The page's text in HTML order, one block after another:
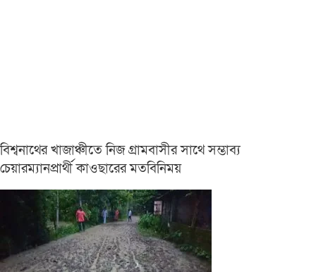
বিশ্বনাথের খাজাঞ্চীতে নিজ গ্রামবাসীর সাথে সম্ভাব্য
চেয়ারম্যানপ্রার্থী কাওছারের মতবিনিময়